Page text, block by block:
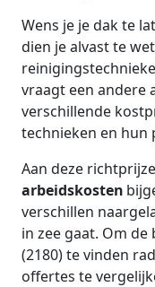
Wens je je dak te
dien je alvast te
vraagt een andere
verschillende
technieken en hun
Aan deze
arbeidskosten
verschillen
in zee gaat. Om
(2180) te vinden
offertes te